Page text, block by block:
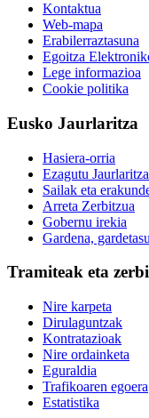
Kontaktua
Web-mapa
Erabilerraztasuna
Egoitza
Lege informazioa
Cookie politika
Eusko Jaurlaritza
Hasiera-orria
Ezagutu Jaurlaritza
Sailak eta
Arreta Zerbitzua
Gobernu irekia
Gardena,
Tramiteak eta
Nire karpeta
Dirulaguntzak
Kontratazioak
Nire ordainketa
Eguraldia
Trafikoaren egoera
Estatistika